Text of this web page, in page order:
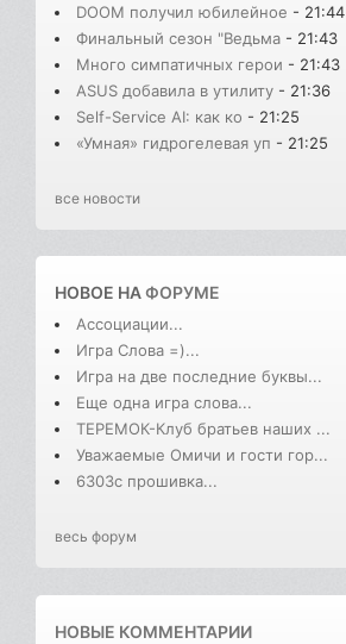
DOOM получил юбилейное - 21:44
Финальный сезон "Ведьма - 21:43
Много симпатичных герои - 21:43
ASUS добавила в утилиту - 21:36
Self-Service AI: как ко - 21:25
«Умная» гидрогелевая уп - 21:25
все новости
НОВОЕ НАФОРУМЕ
Ассоциации...
Игра Слова =)...
Игра на две последние буквы...
Еще одна игра слова...
ТЕРЕМОК-Клуб братьев наших ...
Уважаемые Омичи и гости гор...
6303с прошивка...
весь форум
НОВЫЕ КОММЕНТАРИИ